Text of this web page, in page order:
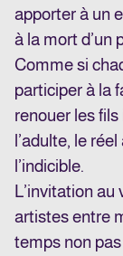
apporter à un
à la mort d’un
Comme si
participer à la
renouer les
l’adulte, le
l’indicible.
L’invitation
artistes entre
temps non